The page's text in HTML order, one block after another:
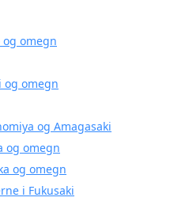
og omegn
og omegn
og Amagasaki
og omegn
og omegn
i Fukusaki